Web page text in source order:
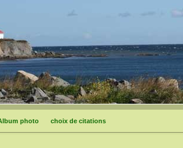
photo choix de citations